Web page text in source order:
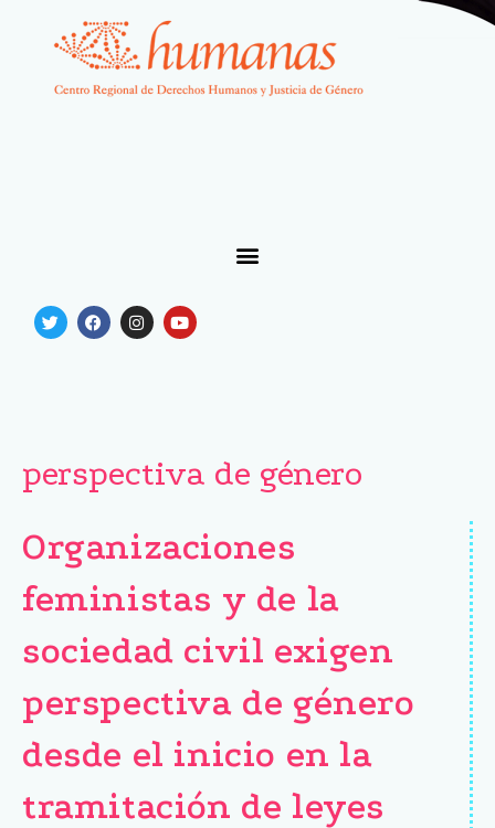
perspectiva de género
Organizaciones
feministas y de la
sociedad civil exigen
perspectiva de género
desde el inicio en la
tramitación de leyes